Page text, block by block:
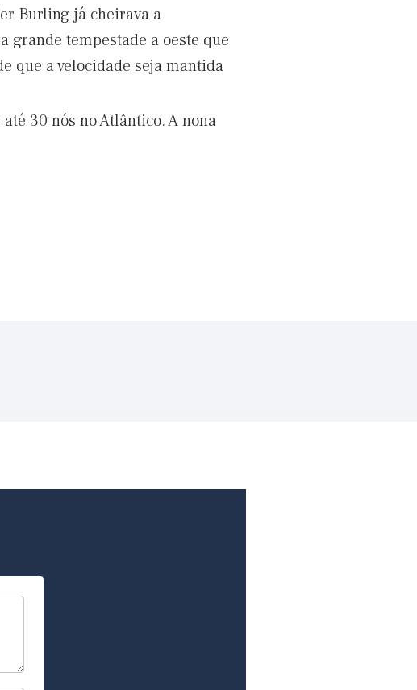
Burling já cheirava a
grande tempestade a oeste que
que a velocidade seja mantida
30 nós no Atlântico. A nona